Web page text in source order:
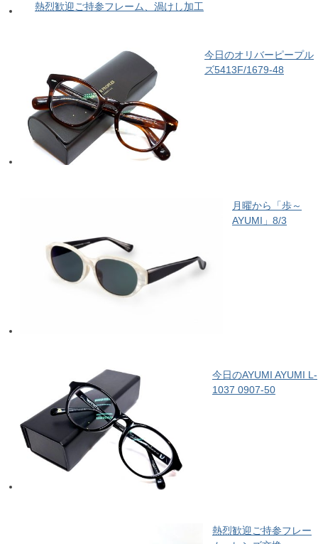
熱烈歓迎ご持参フレーム、渦けし加工
今日のオリバーピープル
ズ5413F/1679-48
月曜から「歩～
AYUMI」8/3
今日のAYUMI AYUMI L-
1037 0907-50
熱烈歓迎ご持参フレー